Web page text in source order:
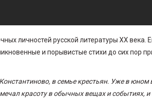
личностей русской литературы XX века.
и порывистые стихи до сих пор
в семье крестьян. Уже в юном
красоту в обычных вещах и событиях, и